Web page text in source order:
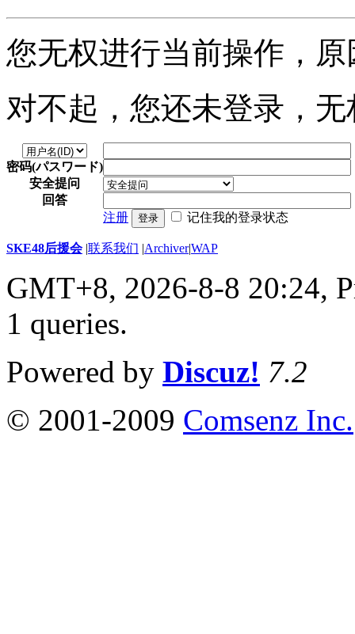
您无权进行当前操作，
对不起，您还未登录，
密码(パスワード)
安全提问
回答
注册
登录 记住我的登录状态
SKE48后援会 |联系我们 |Archiver|WAP
GMT+8, 2026-8-8 20:24,
1 queries.
Powered by Discuz! 7.2
© 2001-2009 Comsenz Inc.